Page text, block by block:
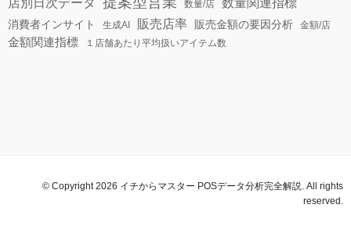
数量/店
消費者インサイト 生成AI 販売店率 販売金額の要因分析 金額/店
金額関連指標 １店舗あたり平均扱いアイテム数
© Copyright 2026 イチからマスター POSデータ分析完全解説. All rights
reserved.